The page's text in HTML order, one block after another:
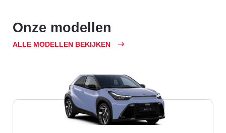
Onze modellen
ALLE MODELLEN BEKIJKEN